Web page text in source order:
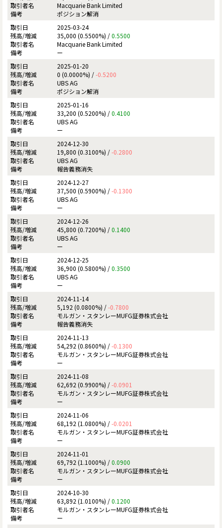
Macquarie Bank Limited
ポジション解消
2025-03-24
35,000 (0.5500%) /0.5500
Macquarie Bank Limited
ー
2025-01-20
0 (0.0000%) /-0.5200
UBS AG
ポジション解消
2025-01-16
33,200 (0.5200%) /0.4100
UBS AG
ー
2024-12-30
19,800 (0.3100%) /-0.2800
UBS AG
報告義務消失
2024-12-27
37,500 (0.5900%) /-0.1300
UBS AG
ー
2024-12-26
45,800 (0.7200%) /0.1400
UBS AG
ー
2024-12-25
36,900 (0.5800%) /0.3500
UBS AG
ー
2024-11-14
5,192 (0.0800%) /-0.7800
モルガン・スタンレーMUFG証券株式会社
報告義務消失
2024-11-13
54,292 (0.8600%) /-0.1300
モルガン・スタンレーMUFG証券株式会社
ー
2024-11-08
62,692 (0.9900%) /-0.0901
モルガン・スタンレーMUFG証券株式会社
ー
2024-11-06
68,192 (1.0800%) /-0.0201
モルガン・スタンレーMUFG証券株式会社
ー
2024-11-01
69,792 (1.1000%) /0.0900
モルガン・スタンレーMUFG証券株式会社
ー
2024-10-30
63,892 (1.0100%) /0.1200
モルガン・スタンレーMUFG証券株式会社
ー